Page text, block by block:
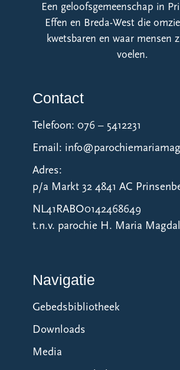
Een geloofsgemeenschap in
Effen en Breda-West die
kwetsbaren en waar mensen
voelen.
Contact
Telefoon: 076 – 5412231
Email:
Adres:
p/a Markt 32 4841 AC
NL41RABO0142468649
t.n.v. parochie H. Maria
Navigatie
Gebedsbibliotheek
Downloads
Media